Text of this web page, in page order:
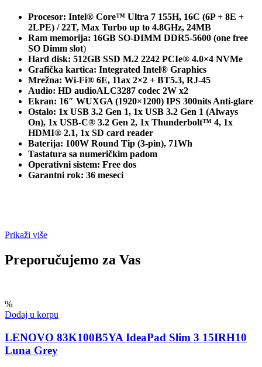
Procesor: Intel® Core™ Ultra 7 155H, 16C (6P + 8E +
2LPE) / 22T, Max Turbo up to 4.8GHz, 24MB
Ram memorija: 16GB SO-DIMM DDR5-5600 (one free
SO Dimm slot)
Hard disk: 512GB SSD M.2 2242 PCIe® 4.0×4 NVMe
Grafička kartica: Integrated Intel® Graphics
Mrežna: Wi-Fi® 6E, 11ax 2×2 + BT5.3, RJ-45
Audio: HD audioALC3287 codec 2W x2
Ekran: 16″ WUXGA (1920×1200) IPS 300nits Anti-glare
Ostalo: 1x USB 3.2 Gen 1, 1x USB 3.2 Gen 1 (Always
On), 1x USB-C® 3.2 Gen 2, 1x Thunderbolt™ 4, 1x
HDMI® 2.1, 1x SD card reader
Baterija: 100W Round Tip (3-pin), 71Wh
Tastatura sa numeričkim padom
Operativni sistem: Free dos
Garantni rok: 36 meseci
Prikaži više
Preporučujemo za Vas
%
Dodaj u korpu
LENOVO 83K100B5YA IdeaPad Slim 3 15IRH10
Luna Grey